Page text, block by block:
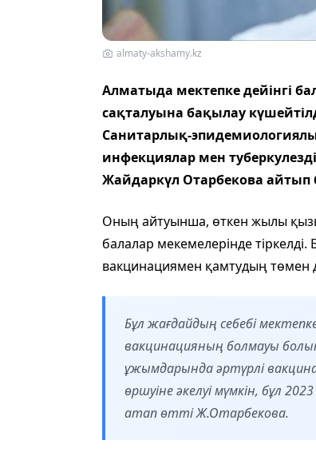
almaty-akshamy.kz
Алматыда мектепке дейінгі
сақталуына бақылау
Санитарлық-
инфекциялар мен
Жайдаркүл Отарбекова айтып
Оның айтуынша, өткен жылы
балалар мекемелерінде тіркелді.
вакцинациямен қамтудың төмен
Бұл жағдайдың себебі
вакцинацияның болмауы
ұжымдарында әртүрлі
өршуіне әкелуі мүмкін, бұл
атап өтті Ж.Отарбекова.